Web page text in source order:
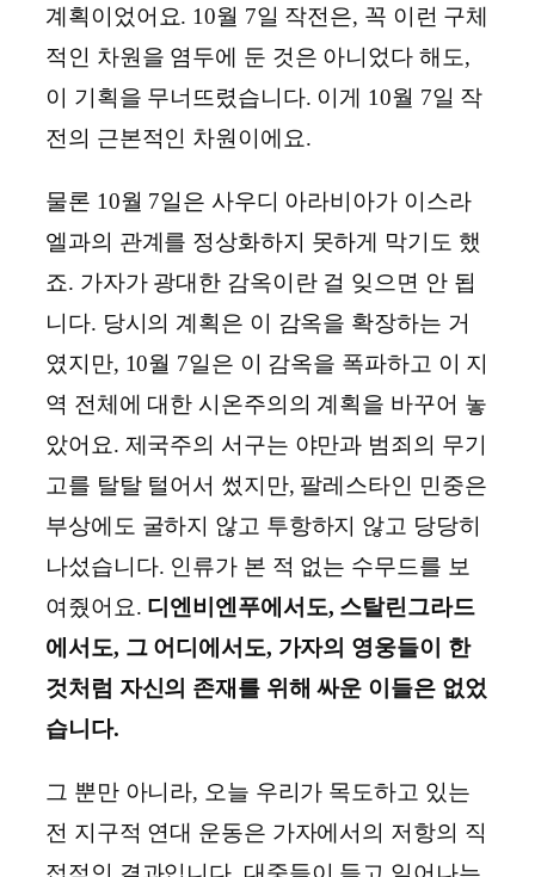
계획이었어요. 10월 7일 작전은, 꼭 이런 구체
적인 차원을 염두에 둔 것은 아니었다 해도,
이 기획을 무너뜨렸습니다. 이게 10월 7일 작
전의 근본적인 차원이에요.
물론 10월 7일은 사우디 아라비아가 이스라
엘과의 관계를 정상화하지 못하게 막기도 했
죠. 가자가 광대한 감옥이란 걸 잊으면 안 됩
니다. 당시의 계획은 이 감옥을 확장하는 거
였지만, 10월 7일은 이 감옥을 폭파하고 이 지
역 전체에 대한 시온주의의 계획을 바꾸어 놓
았어요. 제국주의 서구는 야만과 범죄의 무기
고를 탈탈 털어서 썼지만, 팔레스타인 민중은
부상에도 굴하지 않고 투항하지 않고 당당히
나섰습니다. 인류가 본 적 없는 수무드를 보
여줬어요. 디엔비엔푸에서도, 스탈린그라드
에서도, 그 어디에서도, 가자의 영웅들이 한
것처럼 자신의 존재를 위해 싸운 이들은 없었
습니다.
그 뿐만 아니라, 오늘 우리가 목도하고 있는
전 지구적 연대 운동은 가자에서의 저항의 직